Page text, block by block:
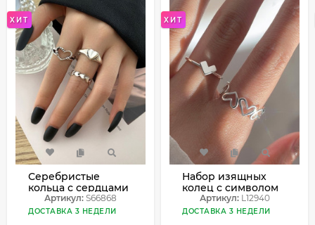
ХИТ
Серебристые
кольца с сердцами
и плетением
S66868
Артикул: S66868
ДОСТАВКА 3 НЕДЕЛИ
ХИТ
Набор изящных
колец с символом
сердца и
геометрией L12940
Артикул:L12940
ДОСТАВКА 3 НЕДЕЛИ